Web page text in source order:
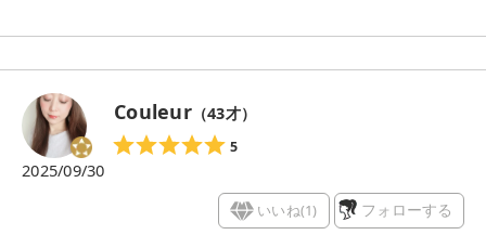
なく塗り広げることができて重たさはあまり感じません。 朝も
朝晩2回塗ると◎ 朝使うなら乳液やクリームの代わりにしても
よいかも。 じっくりお試しさせていただいたので、いろんなア
イテムと合わせて使ってみたのですが、テクスチャ的にどんな
アイテムとも合わせやすいので普段のスキンケアにプラスして
使いやすいと思いました！ 資生堂の研究で培われた技術が詰め
込まれているので、美白*ケアを頑張りたい方におすすめです♡
*メラニンの生成を抑え、シミ・そばかすを防ぐ #ガチモニター
Couleur（43才）
5
2025/09/30
いいね(1) フォローする